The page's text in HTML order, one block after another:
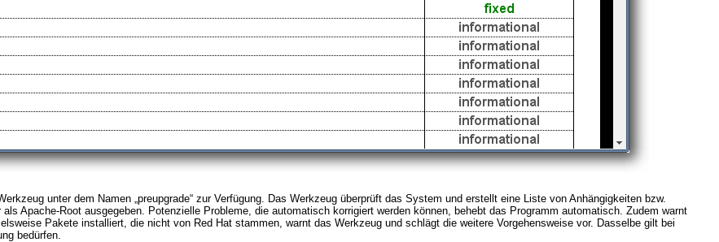
unter dem Namen „preupgrade“ zur Verfügung. Das Werkzeug überprüft das System und erstellt eine Liste von Anhängigkeiten bzw.
Apache-Root ausgegeben. Potenzielle Probleme, die automatisch korrigiert werden können, behebt das Programm automatisch. Zudem warnt
Pakete installiert, die nicht von Red Hat stammen, warnt das Werkzeug und schlägt die weitere Vorgehensweise vor. Dasselbe gilt bei
bedürfen.